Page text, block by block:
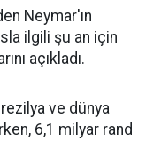
Neymar'ın
ilgili şu an için
açıkladı.
ve dünya
6,1 milyar rand